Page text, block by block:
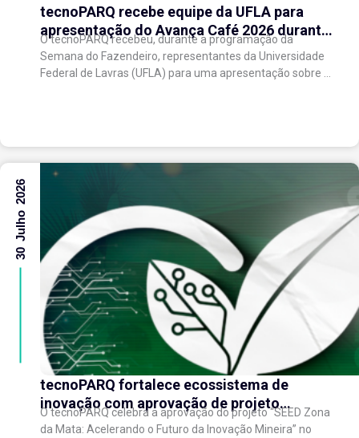
tecnoPARQ recebe equipe da UFLA para
apresentação do Avança Café 2026 durante
a Semana do Fazendeiro
O tecnoPARQ recebeu, durante a programação da
Semana do Fazendeiro, representantes da Universidade
Federal de Lavras (UFLA) para uma apresentação sobre o
tecnoPARQ fortalece ecossistema de
inovação com aprovação de projeto
regional de aceleração de startups
O tecnoPARQ celebra a aprovação do projeto “SEED Zona
da Mata: Acelerando o Futuro da Inovação Mineira” no
30 Julho 2026